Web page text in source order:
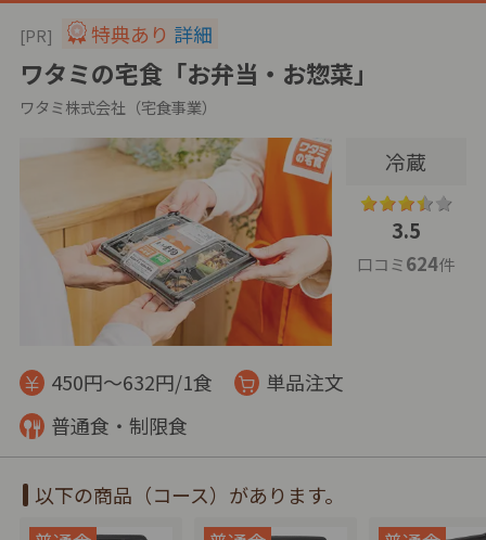
[PR] 特典あり 詳細
ワタミの宅食「お弁当・お惣菜」
ワタミ株式会社（宅食事業）
冷蔵
3.5
口コミ624件
450円～632円/1食
単品注文
普通食・制限食
以下の商品（コース）があります。